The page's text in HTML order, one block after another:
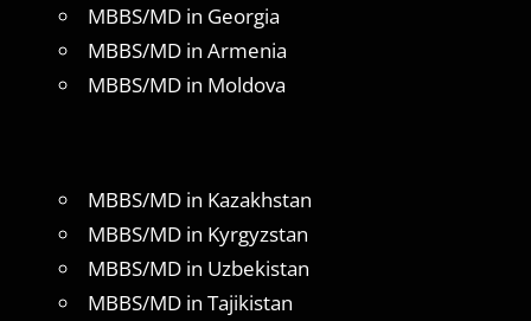
MBBS/MD in Georgia
MBBS/MD in Armenia
MBBS/MD in Moldova
MBBS/MD in Kazakhstan
MBBS/MD in Kyrgyzstan
MBBS/MD in Uzbekistan
MBBS/MD in Tajikistan